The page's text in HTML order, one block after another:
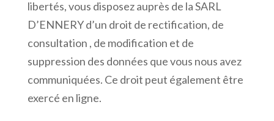
libertés, vous disposez auprès de la SARL
D’ENNERY d’un droit de rectification, de
consultation , de modification et de
suppression des données que vous nous avez
communiquées. Ce droit peut également être
exercé en ligne.